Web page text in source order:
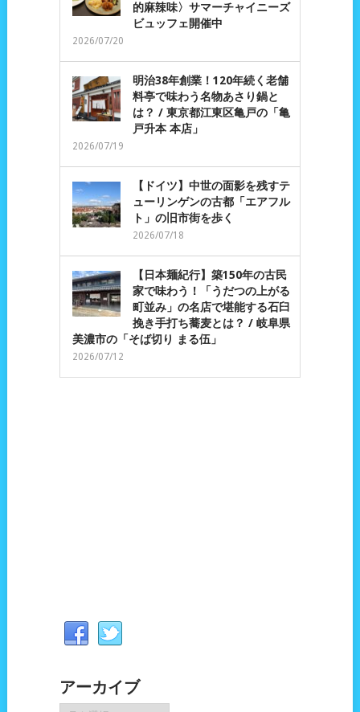
的麻辣味〉サマーチャイニーズ
ビュッフェ開催中
2026/07/20
明治38年創業！120年続く老舗
料亭で味わう名物あさり鍋と
は？ / 東京都江東区亀戸の「亀
戸升本 本店」
2026/07/19
【ドイツ】中世の面影を残すテ
ューリンゲンの古都「エアフル
ト」の旧市街を歩く
2026/07/18
【日本麺紀行】築150年の古民
家で味わう！「うだつの上がる
町並み」の名店で堪能する石臼
挽き手打ち蕎麦とは？ / 岐阜県
美濃市の「そば切り まる伍」
2026/07/12
アーカイブ